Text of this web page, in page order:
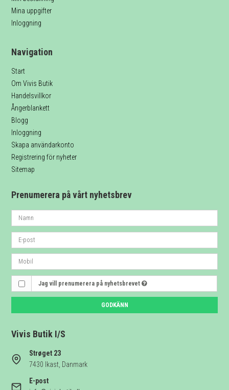
Mina uppgifter
Inloggning
Navigation
Start
Om Vivis Butik
Handelsvillkor
Ångerblankett
Blogg
Inloggning
Skapa användarkonto
Registrering för nyheter
Sitemap
Prenumerera på vårt nyhetsbrev
Jag vill prenumerera på nyhetsbrevet
GODKÄNN
Vivis Butik I/S
Strøget 23
7430 Ikast, Danmark
E-post